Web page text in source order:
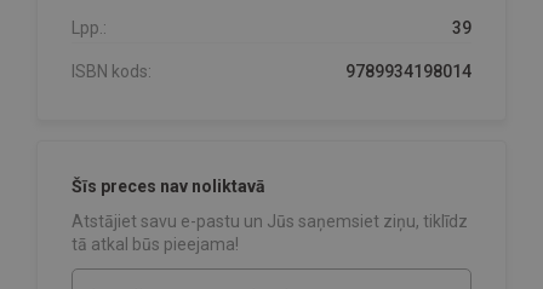
Lpp.: 39
ISBN kods: 9789934198014
Šīs preces nav noliktavā
Atstājiet savu e-pastu un Jūs saņemsiet ziņu, tiklīdz
tā atkal būs pieejama!